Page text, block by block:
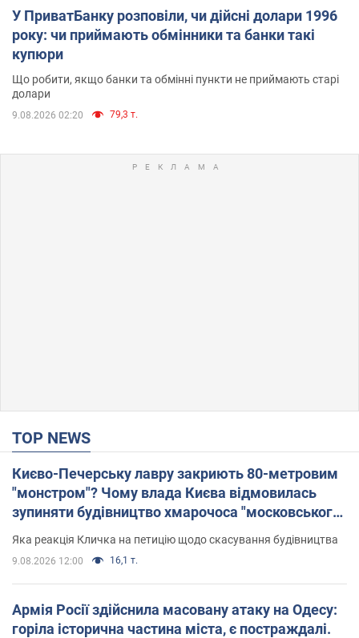
У ПриватБанку розповіли, чи дійсні долари 1996
року: чи приймають обмінники та банки такі
купюри
Що робити, якщо банки та обмінні пункти не приймають старі
долари
9.08.2026 02:20 79,3 т.
TOP NEWS
Києво-Печерську лавру закриють 80-метровим
"монстром"? Чому влада Києва відмовилась
зупиняти будівництво хмарочоса "московського
вірянина"
Яка реакція Кличка на петицію щодо скасування будівництва
9.08.2026 12:00 16,1 т.
Армія Росії здійснила масовану атаку на Одесу:
горіла історична частина міста, є постраждалі.